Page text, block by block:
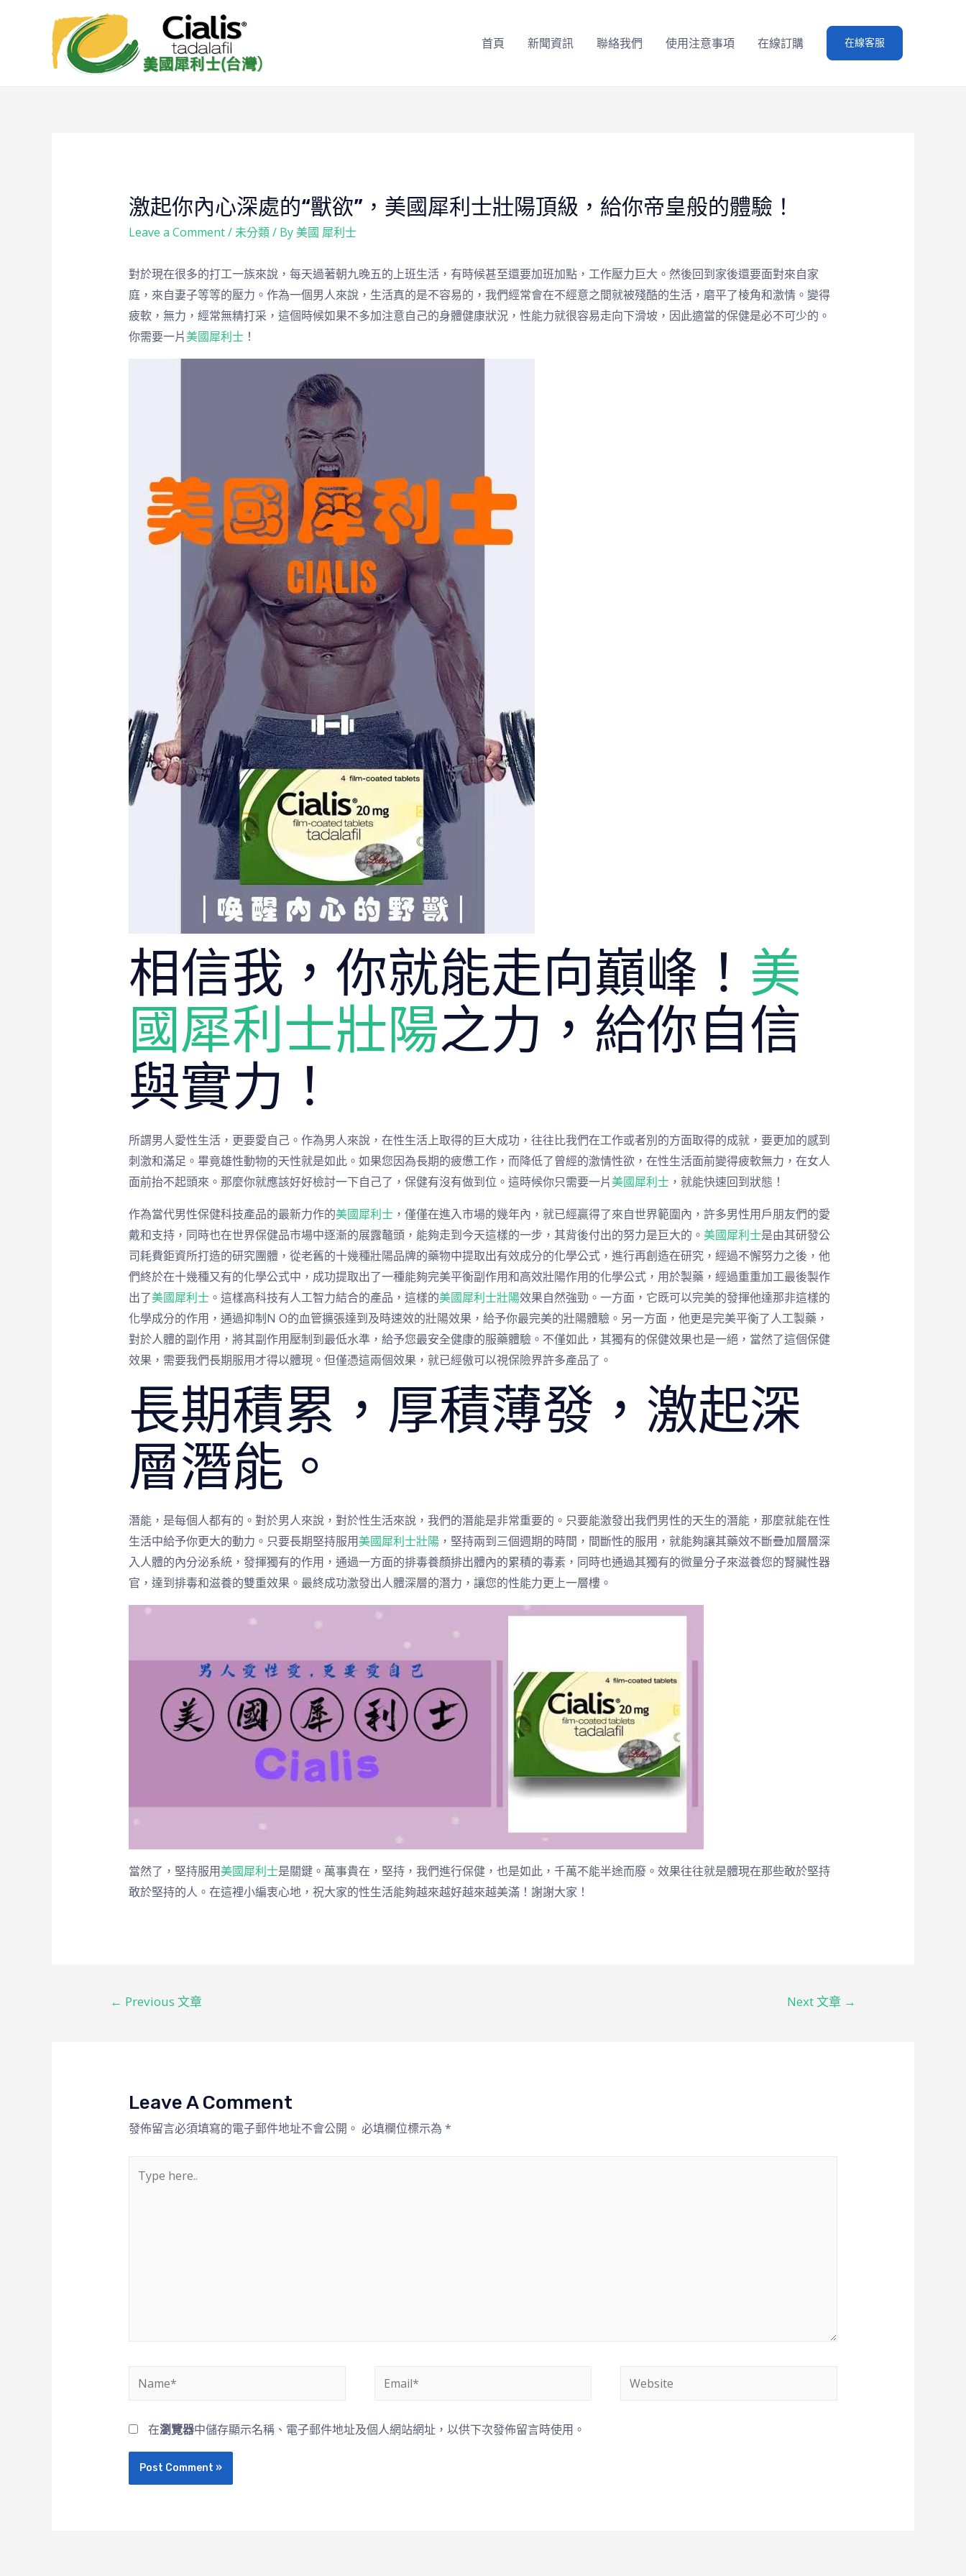
首頁 新聞資訊 聯絡我們 使用注意事項 在線訂購 在線客服
激起你內心深處的“獸欲”，美國犀利士壯陽頂級，給你帝皇般的體驗！
Leave a Comment/未分類/ By美國 犀利士
對於現在很多的打工一族來說，每天過著朝九晚五的上班生活，有時候甚至還要加班加點，工作壓力巨大。然後回到家後還要面對來自家
庭，來自妻子等等的壓力。作為一個男人來說，生活真的是不容易的，我們經常會在不經意之間就被殘酷的生活，磨平了棱角和激情。變得
疲軟，無力，經常無精打采，這個時候如果不多加注意自己的身體健康狀況，性能力就很容易走向下滑坡，因此適當的保健是必不可少的。
你需要一片美國犀利士！
相信我，你就能走向巔峰！ 美
國犀利士壯陽之力，給你自信
與實力！
所謂男人愛性生活，更要愛自己。作為男人來說，在性生活上取得的巨大成功，往往比我們在工作或者別的方面取得的成就，要更加的感到
刺激和滿足。畢竟雄性動物的天性就是如此。如果您因為長期的疲憊工作，而降低了曾經的激情性欲，在性生活面前變得疲軟無力，在女人
面前抬不起頭來。那麼你就應該好好檢討一下自己了，保健有沒有做到位。這時候你只需要一片美國犀利士，就能快速回到狀態！
作為當代男性保健科技產品的最新力作的美國犀利士，僅僅在進入市場的幾年內，就已經贏得了來自世界範圍內，許多男性用戶朋友們的愛
戴和支持，同時也在世界保健品市場中逐漸的展露鼇頭，能夠走到今天這樣的一步，其背後付出的努力是巨大的。 美國犀利士是由其研發公
司耗費鉅資所打造的研究團體，從老舊的十幾種壯陽品牌的藥物中提取出有效成分的化學公式，進行再創造在研究，經過不懈努力之後，他
們終於在十幾種又有的化學公式中，成功提取出了一種能夠完美平衡副作用和高效壯陽作用的化學公式，用於製藥，經過重重加工最後製作
出了美國犀利士。這樣高科技有人工智力結合的產品，這樣的美國犀利士壯陽效果自然強勁。一方面，它既可以完美的發揮他達那非這樣的
化學成分的作用，通過抑制N O的血管擴張達到及時速效的壯陽效果，給予你最完美的壯陽體驗。另一方面，他更是完美平衡了人工製藥，
對於人體的副作用，將其副作用壓制到最低水準，給予您最安全健康的服藥體驗。不僅如此，其獨有的保健效果也是一絕，當然了這個保健
效果，需要我們長期服用才得以體現。但僅憑這兩個效果，就已經傲可以視保險界許多產品了。
長期積累，厚積薄發，激起深
層潛能。
潛能，是每個人都有的。對於男人來說，對於性生活來說，我們的潛能是非常重要的。只要能激發出我們男性的天生的潛能，那麼就能在性
生活中給予你更大的動力。只要長期堅持服用美國犀利士壯陽，堅持兩到三個週期的時間，間斷性的服用，就能夠讓其藥效不斷疊加層層深
入人體的內分泌系統，發揮獨有的作用，通過一方面的排毒養顏排出體內的累積的毒素，同時也通過其獨有的微量分子來滋養您的腎臟性器
官，達到排毒和滋養的雙重效果。最終成功激發出人體深層的潛力，讓您的性能力更上一層樓。
當然了，堅持服用美國犀利士是關鍵。萬事貴在，堅持，我們進行保健，也是如此，千萬不能半途而廢。效果往往就是體現在那些敢於堅持
敢於堅持的人。在這裡小編衷心地，祝大家的性生活能夠越來越好越來越美滿！謝謝大家！
← Previous 文章 Next 文章 →
Leave A Comment
發佈留言必須填寫的電子郵件地址不會公開。 必填欄位標示為 *
在瀏覽器中儲存顯示名稱、電子郵件地址及個人網站網址，以供下次發佈留言時使用。